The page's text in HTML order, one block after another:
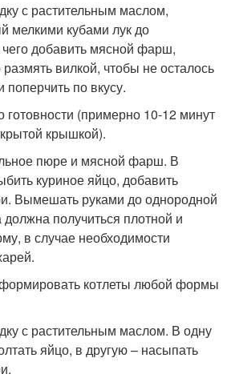
с растительным маслом,
мелкими кубами лук до
чего добавить мясной фарш,
вилкой, чтобы не осталось
поперчить по вкусу.
(примерно 10-12 минут
крышкой).
пюре и мясной фарш. В
куриное яйцо, добавить
Вымешать руками до однородной
получиться плотной и
в случае необходимости
котлеты любой формы
с растительным маслом. В одну
яйцо, в другую – насыпать